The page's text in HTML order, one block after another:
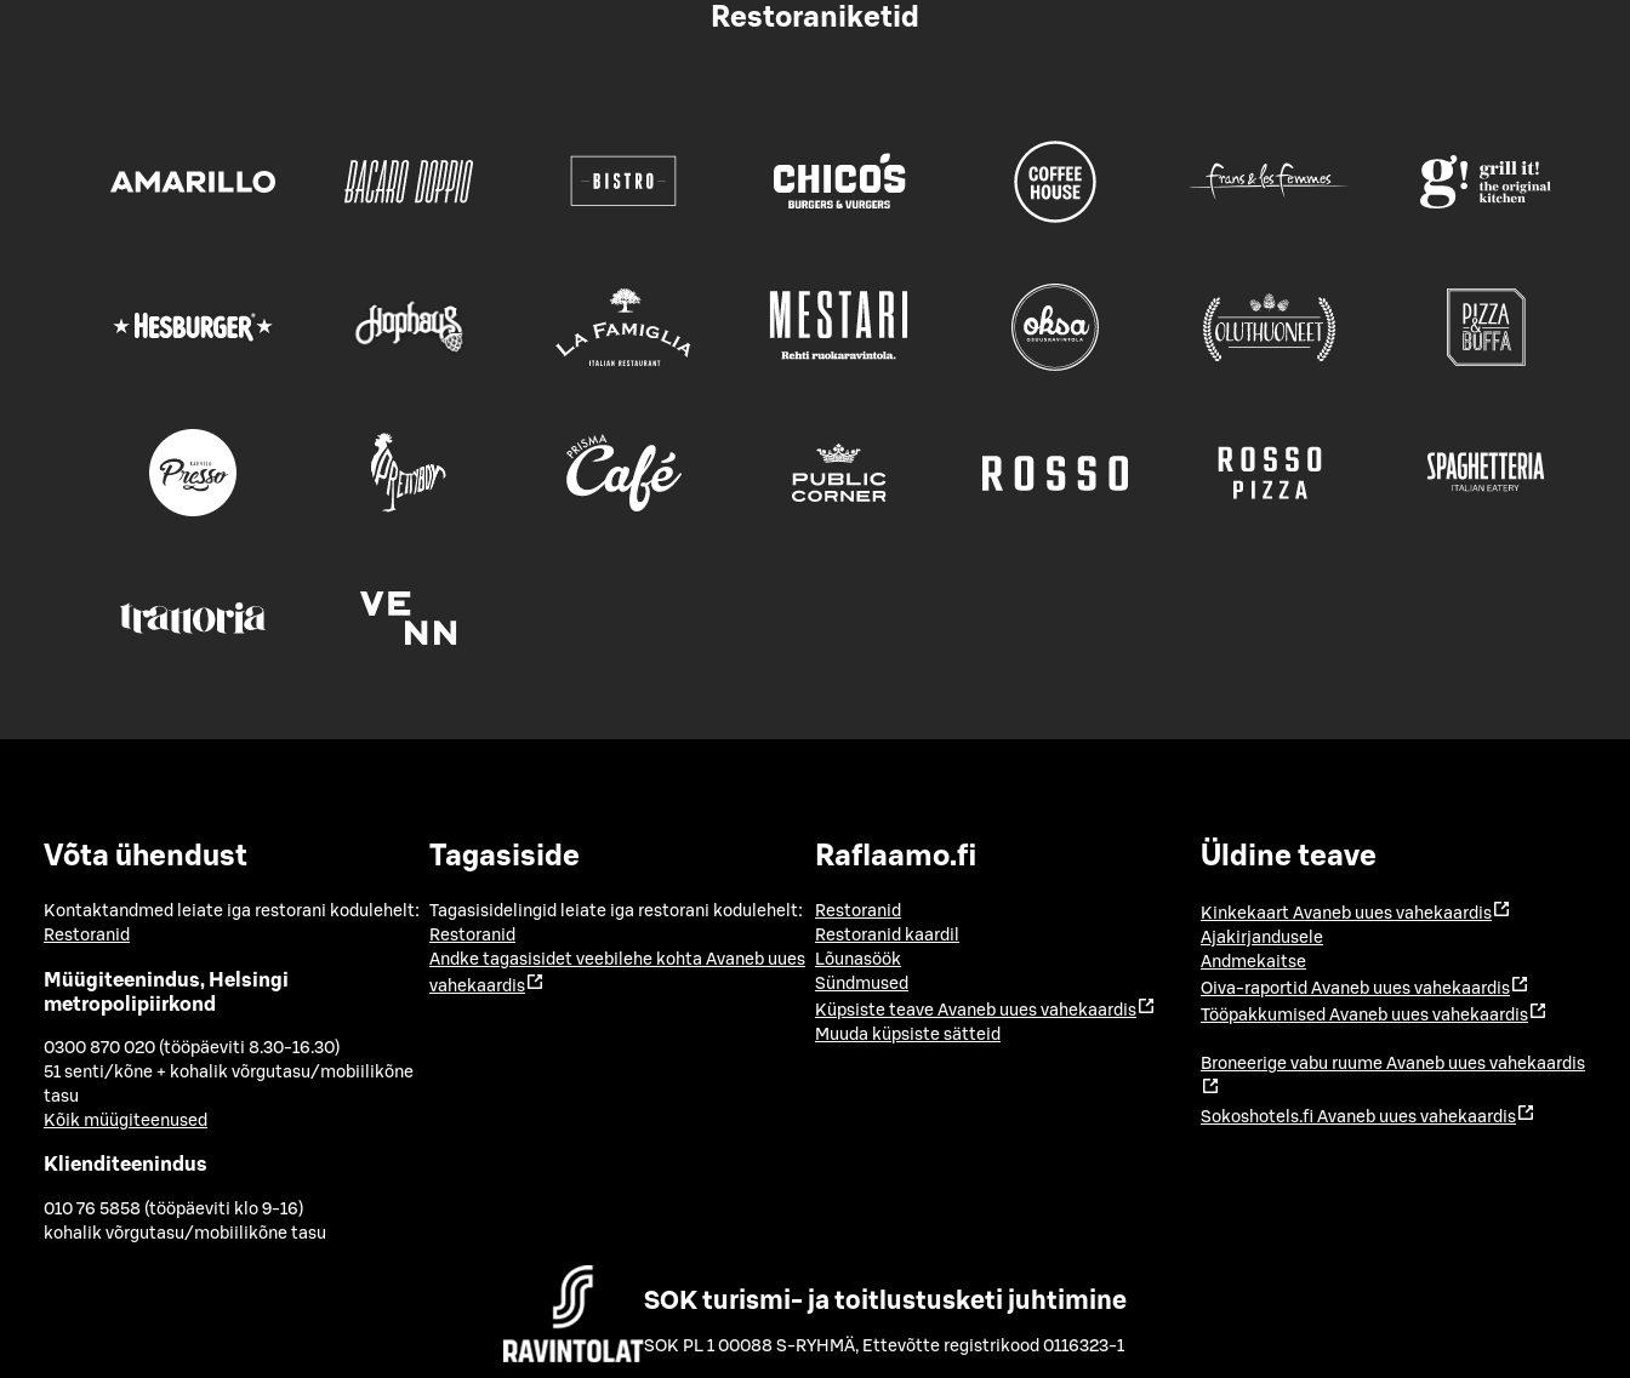
Restoraniketid
Võta ühendust
Kontaktandmed leiate iga restorani kodulehelt:
Restoranid
Müügiteenindus, Helsingi
metropolipiirkond
0300 870 020 (tööpäeviti 8.30-16.30)
51 senti/kõne + kohalik võrgutasu/mobiilikõne
tasu
Kõik müügiteenused
Klienditeenindus
010 76 5858 (tööpäeviti klo 9-16)
kohalik võrgutasu/mobiilikõne tasu
Tagasiside
Tagasisidelingid leiate iga restorani kodulehelt:
Restoranid
Andke tagasisidet veebilehe kohta Avaneb uues
vahekaardis
Raflaamo.fi
Restoranid
Restoranid kaardil
Lõunasöök
Sündmused
Küpsiste teave Avaneb uues vahekaardis
Muuda küpsiste sätteid
Üldine teave
Kinkekaart Avaneb uues vahekaardis
Ajakirjandusele
Andmekaitse
Oiva-raportid Avaneb uues vahekaardis
Tööpakkumised Avaneb uues vahekaardis
Broneerige vabu ruume Avaneb uues vahekaardis
Sokoshotels.fi Avaneb uues vahekaardis
SOK turismi- ja toitlustusketi juhtimine
SOK PL 1 00088 S-RYHMÄ, Ettevõtte registrikood 0116323-1